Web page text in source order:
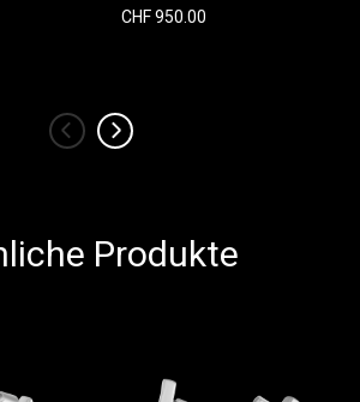
CHF 950.00
‹ ›
Produkte